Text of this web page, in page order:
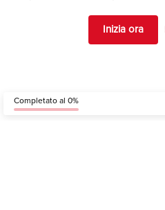
Inizia ora
Completato al 0%